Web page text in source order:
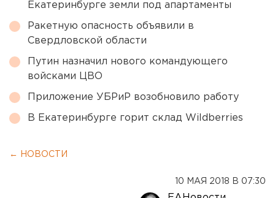
Екатеринбурге земли под апартаменты
Ракетную опасность объявили в
Свердловской области
Путин назначил нового командующего
войсками ЦВО
Приложение УБРиР возобновило работу
В Екатеринбурге горит склад Wildberries
← НОВОСТИ
10 МАЯ 2018 В 07:30